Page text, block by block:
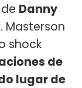
Danny
Masterson
shock
de
lugar de